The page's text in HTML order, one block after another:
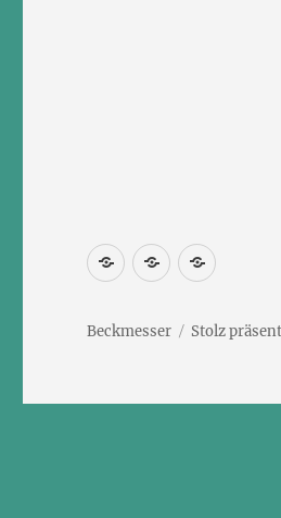
Newsletter
Kontakt
Beckmesser Stolz